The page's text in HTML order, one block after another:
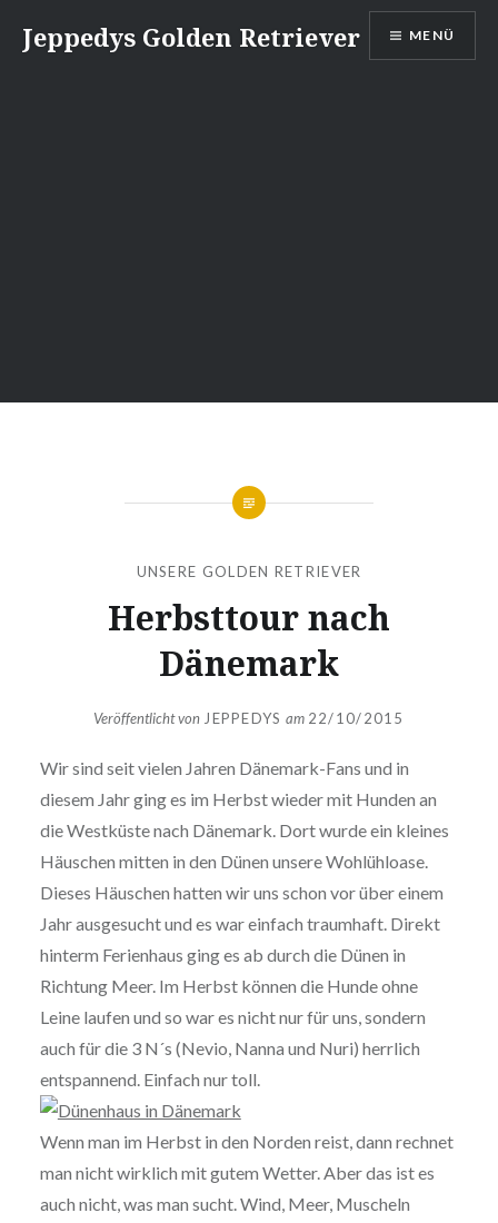
Jeppedys Golden Retriever MENÜ
UNSERE GOLDEN RETRIEVER
Herbsttour nach
Dänemark
Veröffentlicht von JEPPEDYS am 22/10/2015
Wir sind seit vielen Jahren Dänemark-Fans und in
diesem Jahr ging es im Herbst wieder mit Hunden an
die Westküste nach Dänemark. Dort wurde ein kleines
Häuschen mitten in den Dünen unsere Wohlühloase.
Dieses Häuschen hatten wir uns schon vor über einem
Jahr ausgesucht und es war einfach traumhaft. Direkt
hinterm Ferienhaus ging es ab durch die Dünen in
Richtung Meer. Im Herbst können die Hunde ohne
Leine laufen und so war es nicht nur für uns, sondern
auch für die 3 N´s (Nevio, Nanna und Nuri) herrlich
entspannend. Einfach nur toll.
Wenn man im Herbst in den Norden reist, dann rechnet
man nicht wirklich mit gutem Wetter. Aber das ist es
auch nicht, was man sucht. Wind, Meer, Muscheln